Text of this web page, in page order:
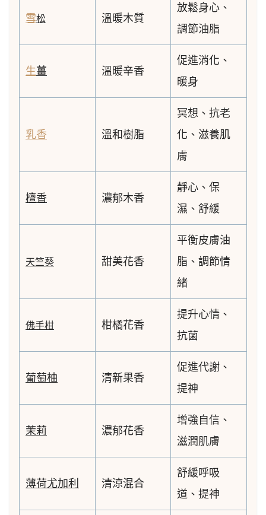
雪松 溫暖木質
放鬆身心、
調節油脂
生薑 溫暖辛香
促進消化、
暖身
乳香 溫和樹脂
冥想、抗老
化、滋養肌
膚
檀香 濃郁木香
靜心、保
濕、舒緩
天竺葵 甜美花香
平衡皮膚油
脂、調節情
緒
佛手柑 柑橘花香
提升心情、
抗菌
葡萄柚 清新果香
促進代謝、
提神
茉莉 濃郁花香
增強自信、
滋潤肌膚
薄荷尤加利 清涼混合
舒緩呼吸
道、提神